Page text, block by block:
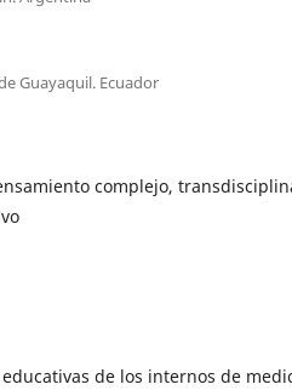
Guayaquil. Ecuador
complejo,
de los internos de